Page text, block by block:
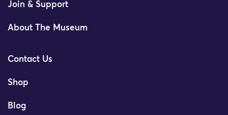
Join & Support
About The Museum
Contact Us
Shop
Blog